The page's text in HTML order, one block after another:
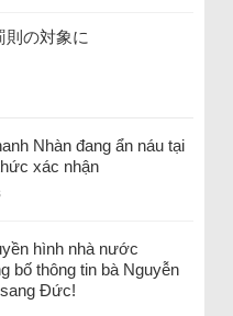
則の対象に
Nhàn đang ẩn náu tại
xác nhận
hình nhà nước
bố thông tin bà Nguyễn
Đức!